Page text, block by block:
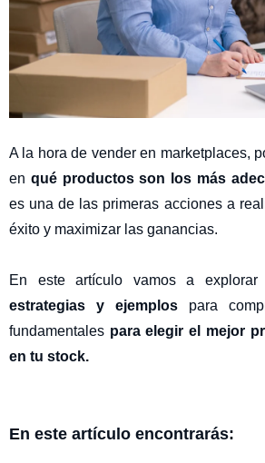
A la hora de vender en marketplaces,
en qué productos son los más
es una de las primeras acciones a
éxito y maximizar las ganancias.
En este artículo vamos a explorar
estrategias y ejemplos para
fundamentales para elegir el mejor
en tu stock.
En este artículo encontrarás: